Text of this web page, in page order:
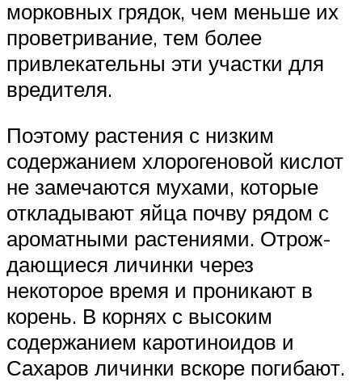
морковных грядок, чем меньше их
проветривание, тем более
привлекательны эти участки для
вредителя.
Поэтому растения с низким
содержанием хлорогеновой кислот
не замечаются мухами, которые
откладывают яйца почву рядом с
ароматными растениями. Отрож-
дающиеся личинки через
некоторое время и проникают в
корень. В корнях с высоким
содержанием каротиноидов и
Сахаров личинки вскоре погибают.